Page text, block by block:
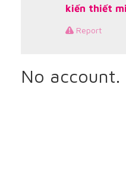
kiến thiết
Report
No account.